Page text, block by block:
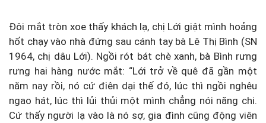
Đôi mắt tròn xoe thấy khách lạ, chị Lới giật mình hoảng
hốt chạy vào nhà đứng sau cánh tay bà Lê Thị Bình (SN
1964, chị dâu Lới). Ngồi rót bát chè xanh, bà Bình rưng
rưng hai hàng nước mắt: “Lới trở về quê đã gần một
năm nay rồi, nó cứ điên dại thế đó, lúc thì ngồi nghêu
ngao hát, lúc thì lủi thủi một mình chẳng nói năng chi.
Cứ thấy người lạ vào là nó sợ, gia đình cũng động viên